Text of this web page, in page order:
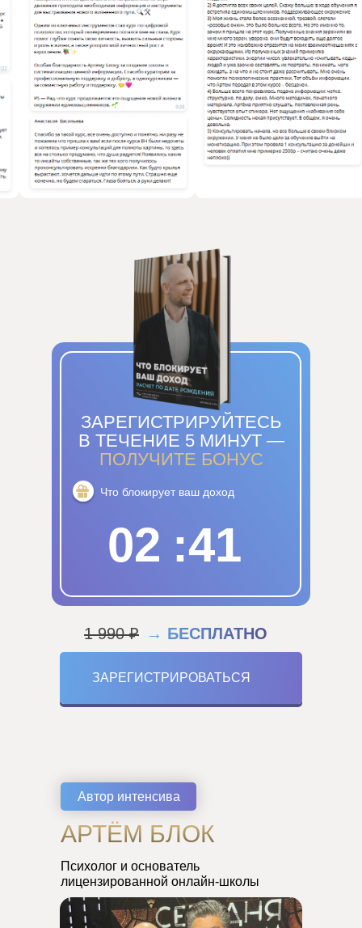
ЗАРЕГИСТРИРОВАТЬСЯ
Что блокирует ваш доход
ЗАРЕГИСТРИРУЙТЕСЬ
В ТЕЧЕНИЕ 5 МИНУТ —
ПОЛУЧИТЕ БОНУС
02 39
:
:00
00
1 990 ₽ → БЕСПЛАТНО
АРТЁМ БЛОК
Автор интенсива
Психолог и основатель
лицензированной онлайн-школы